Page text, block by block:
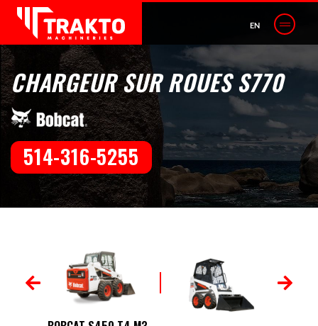
EN
CHARGEUR SUR ROUES S770
514-316-5255